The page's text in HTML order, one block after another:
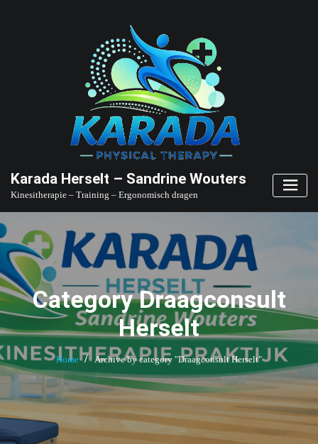
Karada Herselt – Sandrine Wouters
Kinesitherapie – Training – Ergonomisch dragen
Category Draagconsult
Herselt
Home Archive by category "Draagconsult Herselt"